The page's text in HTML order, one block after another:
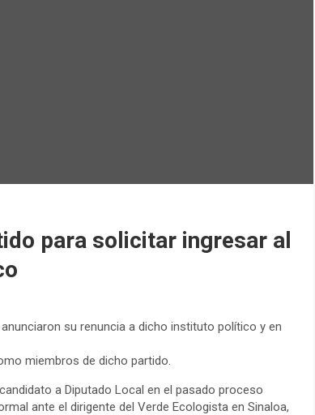
para solicitar ingresar al
su renuncia a dicho instituto político y en
miembros de dicho partido.
a Diputado Local en el pasado proceso
ante el dirigente del Verde Ecologista en Sinaloa,